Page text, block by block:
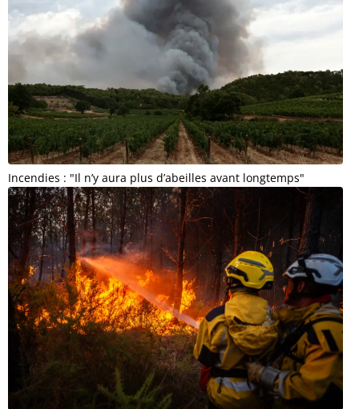
Incendies : "Il n’y aura plus d’abeilles avant longtemps"